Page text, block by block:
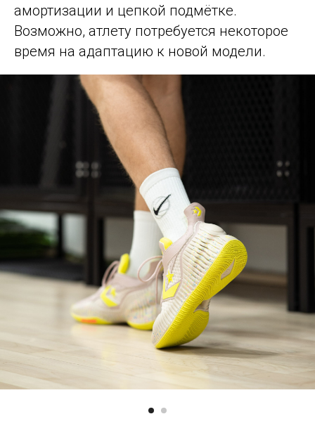
амортизации и цепкой подмётке.
Возможно, атлету потребуется некоторое
время на адаптацию к новой модели.